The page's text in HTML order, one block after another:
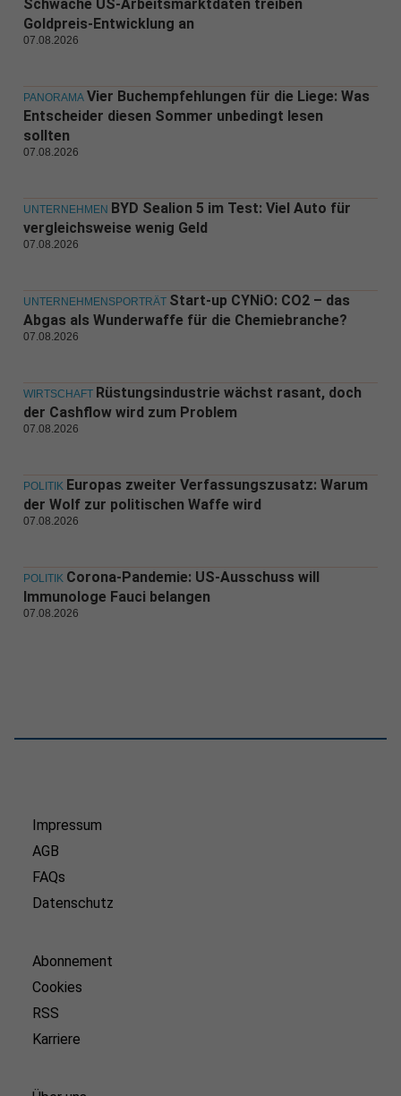
Schwache US-Arbeitsmarktdaten treiben
Goldpreis-Entwicklung an
07.08.2026
PANORAMA Vier Buchempfehlungen für die Liege: Was
Entscheider diesen Sommer unbedingt lesen
sollten
07.08.2026
UNTERNEHMEN BYD Sealion 5 im Test: Viel Auto für
vergleichsweise wenig Geld
07.08.2026
UNTERNEHMENSPORTRÄT Start-up CYNiO: CO2 – das
Abgas als Wunderwaffe für die Chemiebranche?
07.08.2026
WIRTSCHAFT Rüstungsindustrie wächst rasant, doch
der Cashflow wird zum Problem
07.08.2026
POLITIK Europas zweiter Verfassungszusatz: Warum
der Wolf zur politischen Waffe wird
07.08.2026
POLITIK Corona-Pandemie: US-Ausschuss will
Immunologe Fauci belangen
07.08.2026
Impressum
AGB
FAQs
Datenschutz
Abonnement
Cookies
RSS
Karriere